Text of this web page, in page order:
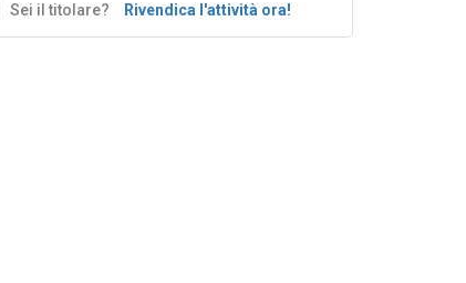
Sei il titolare? Rivendica l'attività ora!